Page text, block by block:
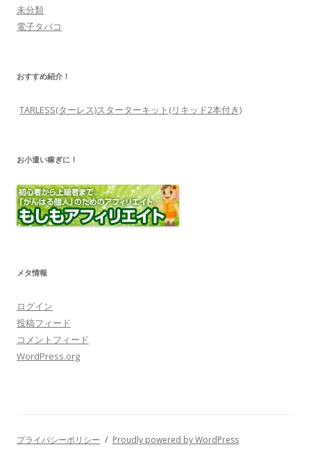
未分類
電子タバコ
おすすめ紹介！
ログイン
投稿フィード
コメントフィード